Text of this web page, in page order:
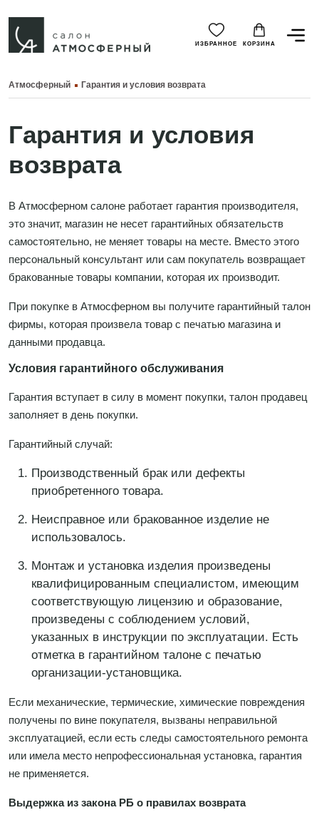
ИЗБРАННОЕ КОРЗИНА
Атмосферный Гарантия и условия возврата
Гарантия и условия
возврата
В Атмосферном салоне работает гарантия производителя,
это значит, магазин не несет гарантийных обязательств
самостоятельно, не меняет товары на месте. Вместо этого
персональный консультант или сам покупатель возвращает
бракованные товары компании, которая их производит.
При покупке в Атмосферном вы получите гарантийный талон
фирмы, которая произвела товар с печатью магазина и
данными продавца.
Условия гарантийного обслуживания
Гарантия вступает в силу в момент покупки, талон продавец
заполняет в день покупки.
Гарантийный случай:
Производственный брак или дефекты
приобретенного товара.
Неисправное или бракованное изделие не
использовалось.
Монтаж и установка изделия произведены
квалифицированным специалистом, имеющим
соответствующую лицензию и образование,
произведены с соблюдением условий,
указанных в инструкции по эксплуатации. Есть
отметка в гарантийном талоне с печатью
организации-установщика.
Если механические, термические, химические повреждения
получены по вине покупателя, вызваны неправильной
эксплуатацией, если есть следы самостоятельного ремонта
или имела место непрофессиональная установка, гарантия
не применяется.
Выдержка из закона РБ о правилах возврата